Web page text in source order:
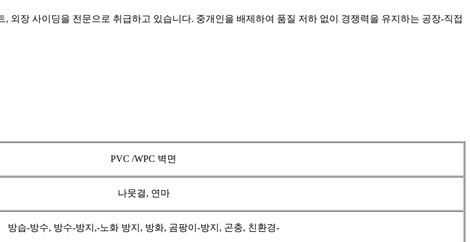
외장 사이딩을 전문으로 취급하고 있습니다. 중개인을 배제하여 품질 저하 없이 경쟁력을 유지하는 공장-직접
PVC /WPC 벽면
나뭇결, 연마
방습-방수, 방수-방지,-노화 방지, 방화, 곰팡이-방지, 곤충, 친환경-